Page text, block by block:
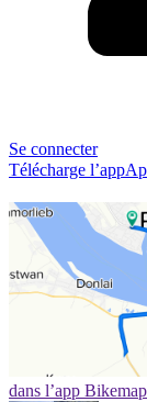
Se connecter
Télécharge l’app
dans l’app Bikemap